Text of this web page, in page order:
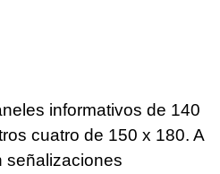
informativos de 140
cuatro de 150 x 180. A
señalizaciones